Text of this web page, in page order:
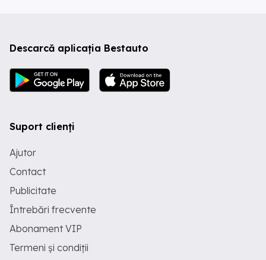
Descarcă aplicația Bestauto
Suport clienți
Ajutor
Contact
Publicitate
Întrebări frecvente
Abonament VIP
Termeni și condiții